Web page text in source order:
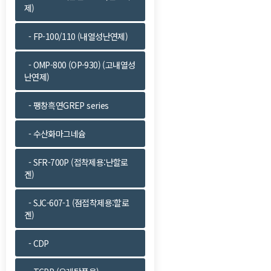
제)
- FP-100/110 (내열성난연제)
- OMP-800 (OP-930) (고내열성
난연제)
- 팽창흑연GREP series
- 수산화마그네슘
- SFR-700P (접착제용:난할로
겐)
- SJC-607-1 (점접착제용:할로
겐)
- CDP